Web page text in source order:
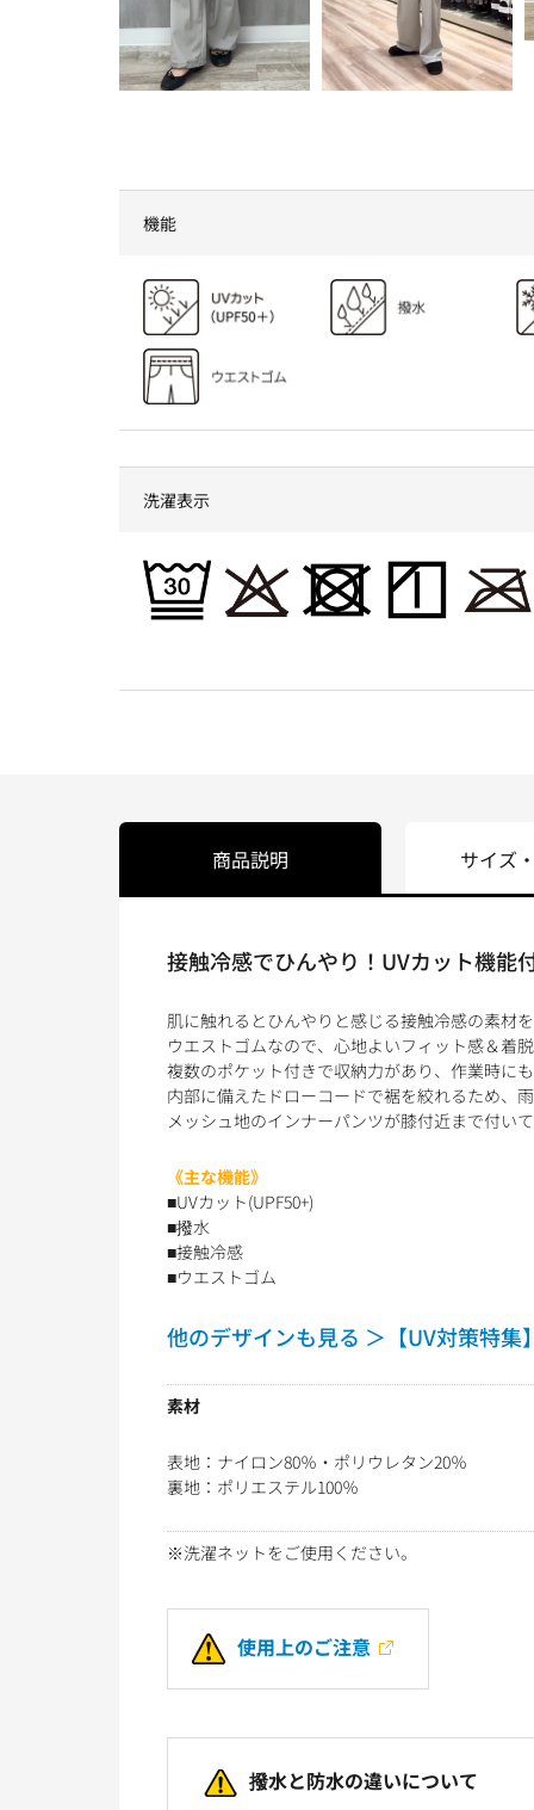
機能
洗濯表示
商品説明
接触冷感でひんやり！UVカット機
肌に触れるとひんやりと感じる接触冷感の素材
ウエストゴムなので、心地よいフィット感＆着
複数のポケット付きで収納力があり、作業時に
内部に備えたドローコードで裾を絞れるため、
メッシュ地のインナーパンツが膝付近まで付い
《主な機能》
■UVカット(UPF50+)
■撥水
■接触冷感
■ウエストゴム
他のデザインも見る ＞【UV対策特集
素材
表地：ナイロン80％・ポリウレタン20％
裏地：ポリエステル100％
※洗濯ネットをご使用ください。
使用上のご注意
撥水と防水の違いについて
サイズ